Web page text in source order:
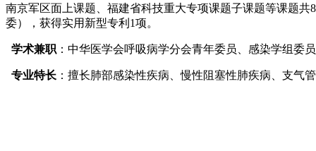
南京军区面上课题、福建省科技重大专项课题子课题等课题
委），获得实用新型专利1项。
学术兼职 ：中华医学会呼吸病学分会青年委员、感染学组委
专业特长 ：擅长肺部感染性疾病、慢性阻塞性肺疾病、支气